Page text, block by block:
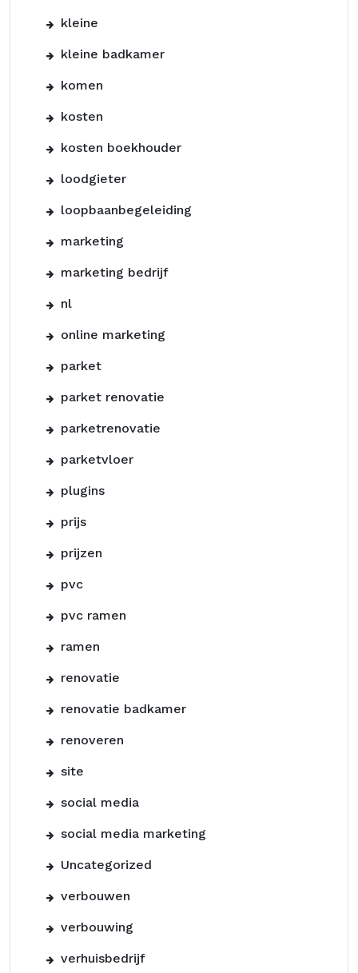
kleine
kleine badkamer
komen
kosten
kosten boekhouder
loodgieter
loopbaanbegeleiding
marketing
marketing bedrijf
nl
online marketing
parket
parket renovatie
parketrenovatie
parketvloer
plugins
prijs
prijzen
pvc
pvc ramen
ramen
renovatie
renovatie badkamer
renoveren
site
social media
social media marketing
Uncategorized
verbouwen
verbouwing
verhuisbedrijf